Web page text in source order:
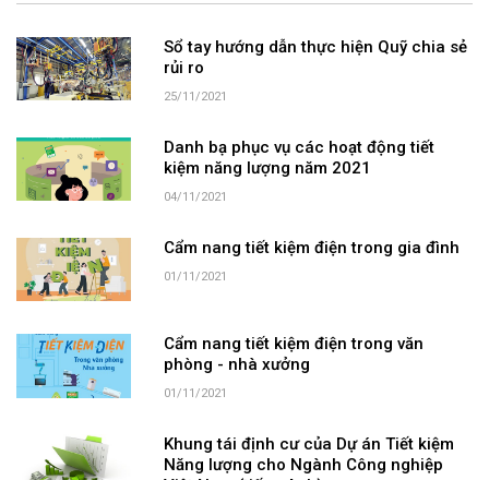
Sổ tay hướng dẫn thực hiện Quỹ chia sẻ
rủi ro
25/11/2021
Danh bạ phục vụ các hoạt động tiết
kiệm năng lượng năm 2021
04/11/2021
Cẩm nang tiết kiệm điện trong gia đình
01/11/2021
Cẩm nang tiết kiệm điện trong văn
phòng - nhà xưởng
01/11/2021
Khung tái định cư của Dự án Tiết kiệm
Năng lượng cho Ngành Công nghiệp